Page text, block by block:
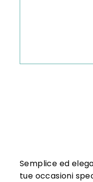
Semplice ed
tue occasioni